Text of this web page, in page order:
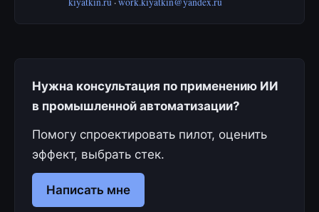
Нужна консультация по применению ИИ
в промышленной автоматизации?
Помогу спроектировать пилот, оценить
эффект, выбрать стек.
Написать мне